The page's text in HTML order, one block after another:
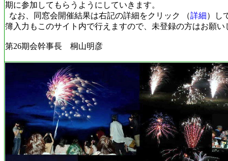
期に参加してもらうようにしていきます。
なお、同窓会開催結果は右記の詳細をクリック （詳細）し
簿入力もこのサイト内で行えますので、未登録の方はお
第26期会幹事長 桐山明彦